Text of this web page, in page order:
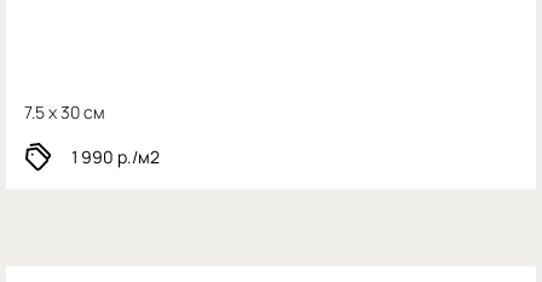
7.5 x 30 см
1 990 р./м2